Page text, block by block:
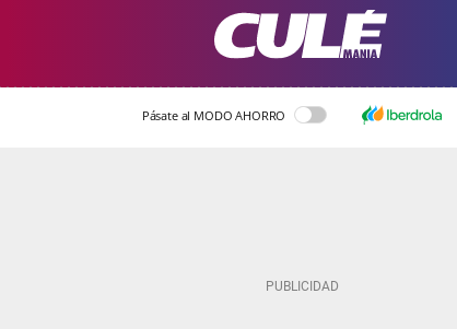
Pásate al MODO AHORRO